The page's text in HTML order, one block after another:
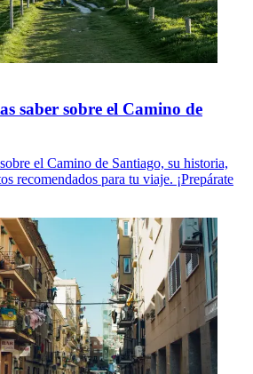
saber sobre el Camino de
el Camino de Santiago, su historia,
recomendados para tu viaje. ¡Prepárate